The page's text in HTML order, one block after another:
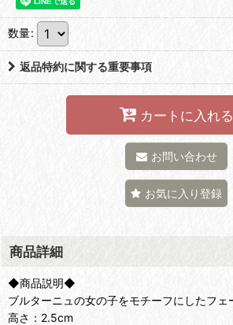
数量:
返品特約に関する重要事項
カートに入れる
お問い合わせ
お気に入り登録
商品詳細
◆商品説明◆
ブルターニュの女の子をモチーフにしたフェ
高さ：2.5cm